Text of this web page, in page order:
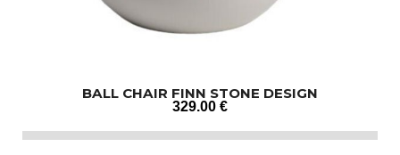
BALL CHAIR FINN STONE DESIGN
329.00 €